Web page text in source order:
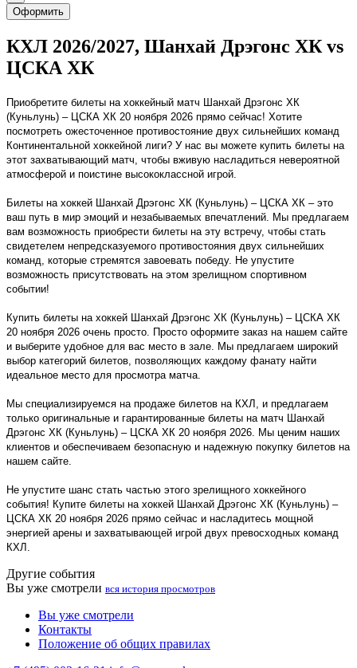
Оформить
КХЛ 2026/2027, Шанхай Дрэгонс ХК vs
ЦСКА ХК
Приобретите билеты на хоккейный матч Шанхай Дрэгонс ХК
(Куньлунь) – ЦСКА ХК 20 ноября 2026 прямо сейчас! Хотите
посмотреть ожесточенное противостояние двух сильнейших команд
Континентальной хоккейной лиги? У нас вы можете купить билеты на
этот захватывающий матч, чтобы вживую насладиться невероятной
атмосферой и поистине высококлассной игрой.
Билеты на хоккей Шанхай Дрэгонс ХК (Куньлунь) – ЦСКА ХК – это
ваш путь в мир эмоций и незабываемых впечатлений. Мы предлагаем
вам возможность приобрести билеты на эту встречу, чтобы стать
свидетелем непредсказуемого противостояния двух сильнейших
команд, которые стремятся завоевать победу. Не упустите
возможность присутствовать на этом зрелищном спортивном
событии!
Купить билеты на хоккей Шанхай Дрэгонс ХК (Куньлунь) – ЦСКА ХК
20 ноября 2026 очень просто. Просто оформите заказ на нашем сайте
и выберите удобное для вас место в зале. Мы предлагаем широкий
выбор категорий билетов, позволяющих каждому фанату найти
идеальное место для просмотра матча.
Мы специализируемся на продаже билетов на КХЛ, и предлагаем
только оригинальные и гарантированные билеты на матч Шанхай
Дрэгонс ХК (Куньлунь) – ЦСКА ХК 20 ноября 2026. Мы ценим наших
клиентов и обеспечиваем безопасную и надежную покупку билетов на
нашем сайте.
Не упустите шанс стать частью этого зрелищного хоккейного
события! Купите билеты на хоккей Шанхай Дрэгонс ХК (Куньлунь) –
ЦСКА ХК 20 ноября 2026 прямо сейчас и насладитесь мощной
энергией арены и захватывающей игрой двух превосходных команд
КХЛ.
Другие события
Вы уже смотрели вся история просмотров
Вы уже смотрели
Контакты
Положение об общих правилах